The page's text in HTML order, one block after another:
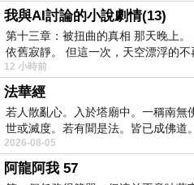
須菩提說：為什麼
果，沒有定法叫菩
一切凡夫、賢人、
悟方面有所差別，如
不執著山，已達到
界；賢人見山不是
我與AI討論的小說劇情(13)
第十三章：被扭曲的真相 那天晚上
依舊寂靜。 但這一次，天空漂浮的
12 小時前
法華經
若人散亂心。入於塔廟中。一稱南無
世或滅度。若有聞是法。皆已成佛道。
2026-08-05
阿龍阿我 57